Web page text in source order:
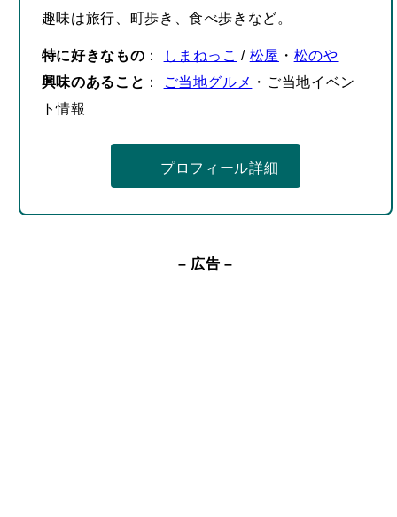
趣味は旅行、町歩き、食べ歩きなど。
特に好きなもの ： しまねっこ / 松屋 ・ 松のや
興味のあること ： ご当地グルメ ・ご当地イベン
ト情報
プロフィール詳細
– 広告 –